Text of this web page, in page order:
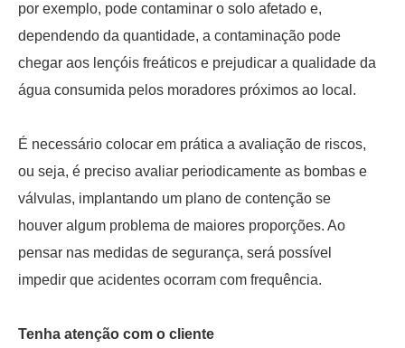
por exemplo, pode contaminar o solo afetado e,
dependendo da quantidade, a contaminação pode
chegar aos lençóis freáticos e prejudicar a qualidade da
água consumida pelos moradores próximos ao local.
É necessário colocar em prática a avaliação de riscos,
ou seja, é preciso avaliar periodicamente as bombas e
válvulas, implantando um plano de contenção se
houver algum problema de maiores proporções. Ao
pensar nas medidas de segurança, será possível
impedir que acidentes ocorram com frequência.
Tenha atenção com o cliente